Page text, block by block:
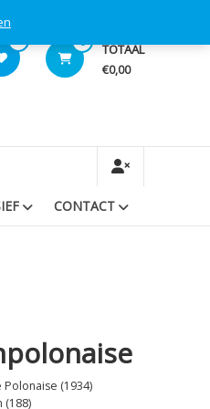
0 TOTAAL
€0,00
CONTACT
Polonaise (1934)
(188)